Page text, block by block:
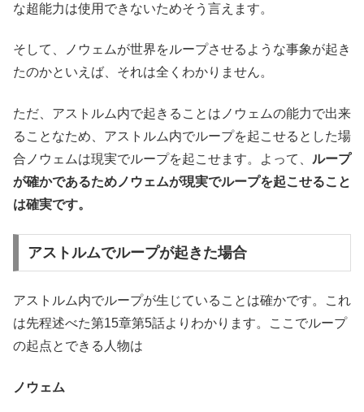
な超能力は使用できないためそう言えます。
そして、ノウェムが世界をループさせるような事象が起き
たのかといえば、それは全くわかりません。
ただ、アストルム内で起きることはノウェムの能力で出来
ることなため、アストルム内でループを起こせるとした場
合ノウェムは現実でループを起こせます。よって、 ループ
が確かであるためノウェムが現実でループを起こせること
は確実です。
アストルムでループが起きた場合
アストルム内でループが生じていることは確かです。これ
は先程述べた第15章第5話よりわかります。ここでループ
の起点とできる人物は
ノウェム